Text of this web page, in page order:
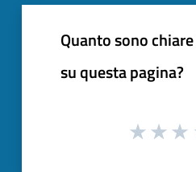
Quanto sono
su questa pagina?